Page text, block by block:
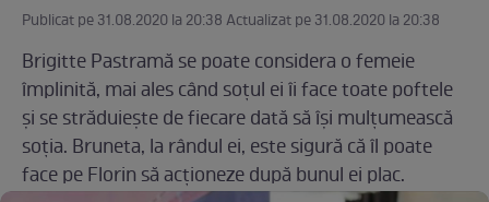
Publicat pe 31.08.2020 la 20:38 Actualizat pe 31.08.2020 la 20:38
Brigitte Pastramă se poate considera o femeie
împlinită, mai ales când soțul ei îi face toate poftele
și se străduiește de fiecare dată să își mulțumească
soția. Bruneta, la rândul ei, este sigură că îl poate
face pe Florin să acționeze după bunul ei plac.